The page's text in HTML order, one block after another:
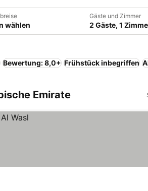
wählen
Gäste und Zimmer
2 Gäste, 1
Bewertung: 8,0+ Frühstück inbegriffen
Emirate